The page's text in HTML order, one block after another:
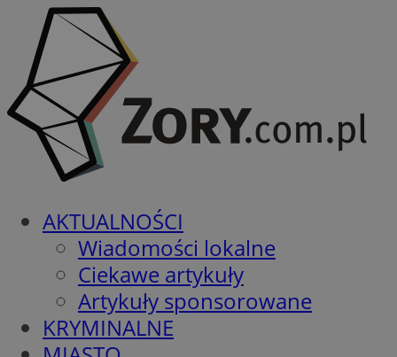
AKTUALNOŚCI
Wiadomości lokalne
Ciekawe artykuły
Artykuły sponsorowane
KRYMINALNE